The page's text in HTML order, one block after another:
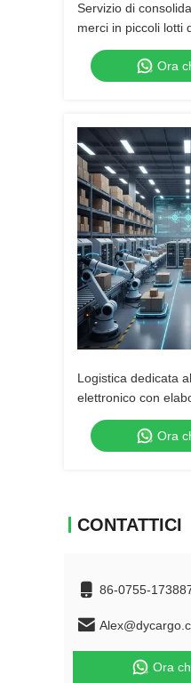
Servizio di
merci in piccoli lotti
Ora
Logistica dedicata
elettronico con
automatica degli
Ora
CONTATTICI
86-0755-
Ora